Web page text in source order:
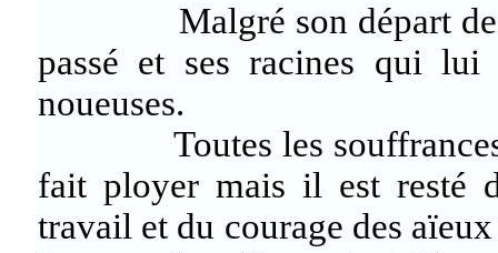
Malgré son départ de sa
passé et ses racines qui lui
noueuses.
Toutes les souffrances
fait ployer mais il est resté
travail et du courage des